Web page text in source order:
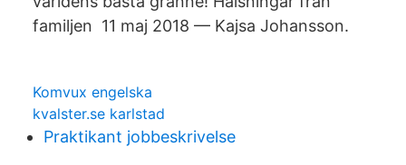
familjen 11 maj 2018 — Kajsa Johansson.
Komvux engelska
kvalster.se karlstad
Praktikant jobbeskrivelse